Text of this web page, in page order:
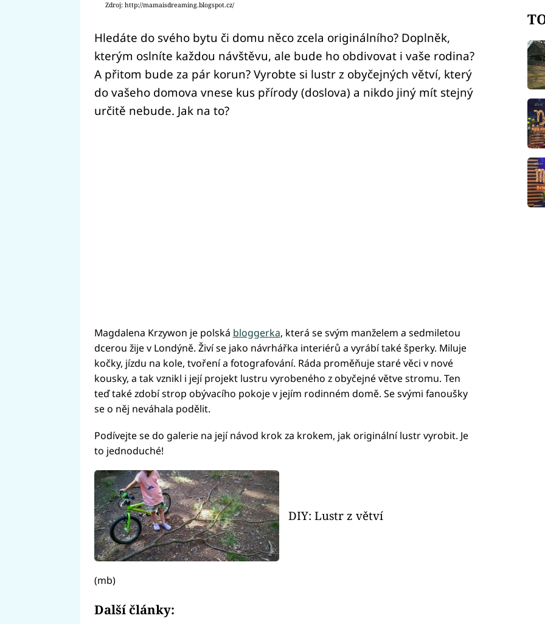
Zdroj: http://mamaisdreaming.blogspot.cz/
Hledáte do svého bytu či domu něco zcela originálního? Doplněk,
kterým oslníte každou návštěvu, ale bude ho obdivovat i vaše rodina?
A přitom bude za pár korun? Vyrobte si lustr z obyčejných větví, který
do vašeho domova vnese kus přírody (doslova) a nikdo jiný mít stejný
určitě nebude. Jak na to?
Magdalena Krzywon je polská bloggerka, která se svým manželem a sedmiletou
dcerou žije v Londýně. Živí se jako návrhářka interiérů a vyrábí také šperky. Miluje
kočky, jízdu na kole, tvoření a fotografování. Ráda proměňuje staré věci v nové
kousky, a tak vznikl i její projekt lustru vyrobeného z obyčejné větve stromu. Ten
teď také zdobí strop obývacího pokoje v jejím rodinném domě. Se svými fanoušky
se o něj neváhala podělit.
Podívejte se do galerie na její návod krok za krokem, jak originální lustr vyrobit. Je
to jednoduché!
DIY: Lustr z větví
(mb)
Další články: